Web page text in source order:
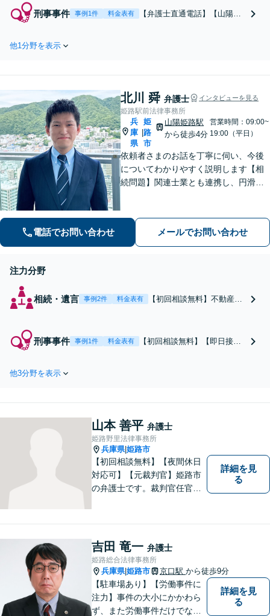
知りたい、DVやモラ
対応可】【お子様連れ
OK】
刑事事件 事例1件 料金表有
【弁護士直通電話】【山陽姫
お任せください！【土日祝対
の方からのご相談にもスムー
ズに対応致します。
他1分野を表示
北川 舜 弁護士 インタビューを見る
姫路駅前法律事務所
兵
庫
県
姫
路
市
山陽姫路駅
から徒歩4分
営業時間：09:00~
19:00（平日）
依頼者さまのお話を丁寧に伺い、今後
についてわかりやすく説明します【相
続問題】関連士業とも連携し、円滑な
なアドバイスはお任せください【夜間
／休日相談可】
電話でお問い合わせ メールでお問い合わせ
注力分野
相続・遺言 事例2件 料金表有
【初回相談無料】不動産相
など必要な業者と適宜連携
刑事事件 事例1件 料金表有
【初回相談無料】【即日接
に努めます。ご家族が姫路警
束されたら、すぐにご相談を
【夜間／休日相談可】
他3分野を表示
山本 善平 弁護士
姫路野里法律事務所
兵庫県|姫路市
【初回相談無料】【夜間休日
対応可】【元裁判官】姫路市
の弁護士です。裁判官任官２
ご相談ください。
詳細を見
る
吉田 竜一 弁護士
姫路総合法律事務所
兵庫県|姫路市 京口駅 から徒歩9分
【駐車場あり】【労働事件に
注力】事件の大小にかかわら
ず、また労働事件だけでなく
詳細を見
る